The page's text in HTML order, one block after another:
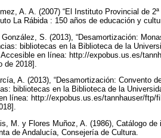
A. A. (2007) “El Instituto Provincial de
La Rábida : 150 años de educación y
González, S. (2013), “Desamortización:
bibliotecas en la Biblioteca de la
en línea: http://expobus.us.es/
de 2018].
A. (2013), “Desamortización: Convento
bibliotecas en la Biblioteca de la
línea: http://expobus.us.es/tannhauser/ftp/
M. y Flores Muñoz, A. (1986), Catálogo
de Andalucía, Consejería de Cultura.